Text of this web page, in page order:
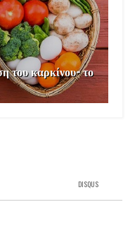
του καρκίνου- το
DISQUS